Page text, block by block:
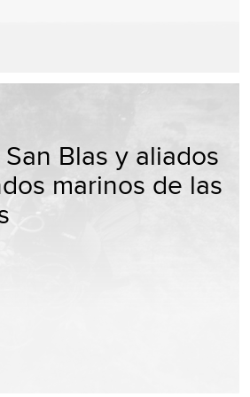
Blas y aliados
marinos de las